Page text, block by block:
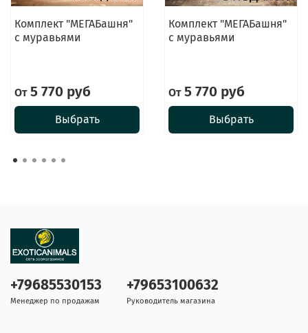
Комплект "МЕГАБашня"
с муравьями
От5 770 руб
Выбрать
Комплект "МЕГАБашня"
с муравьями
От5 770 руб
Выбрать
+79685530153
Менеджер по продажам
+79653100632
Руководитель магазина